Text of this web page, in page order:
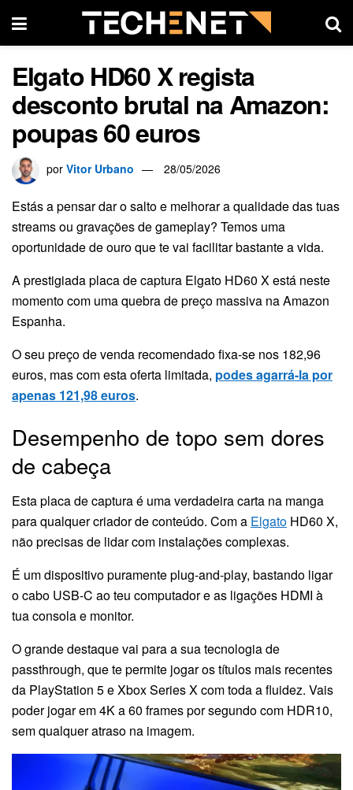
Elgato HD60 X regista
desconto brutal na Amazon:
poupas 60 euros
por Vitor Urbano 28/05/2026
Estás a pensar dar o salto e melhorar a qualidade das tuas
streams ou gravações de gameplay? Temos uma
oportunidade de ouro que te vai facilitar bastante a vida.
A prestigiada placa de captura Elgato HD60 X está neste
momento com uma quebra de preço massiva na Amazon
Espanha.
O seu preço de venda recomendado fixa-se nos 182,96
euros, mas com esta oferta limitada, podes agarrá-la por
apenas 121,98 euros.
Desempenho de topo sem dores
de cabeça
Esta placa de captura é uma verdadeira carta na manga
para qualquer criador de conteúdo. Com a Elgato HD60 X,
não precisas de lidar com instalações complexas.
É um dispositivo puramente plug-and-play, bastando ligar
o cabo USB-C ao teu computador e as ligações HDMI à
tua consola e monitor.
O grande destaque vai para a sua tecnologia de
passthrough, que te permite jogar os títulos mais recentes
da PlayStation 5 e Xbox Series X com toda a fluidez. Vais
poder jogar em 4K a 60 frames por segundo com HDR10,
sem qualquer atraso na imagem.